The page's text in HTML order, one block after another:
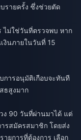
รายครั้ง ซึ่งช่วยตัด
ไม่ใช่วันที่ตรวจพบ หาก
งินภายในวันที่ 15
การอนุมัติเกือบจะทันที
ธสูงมาก
ง 90 วันที่ผ่านมาได้ แต่
รสมัครสมาชิก โดยส่ง
ายการที่ต้องการ เลือก